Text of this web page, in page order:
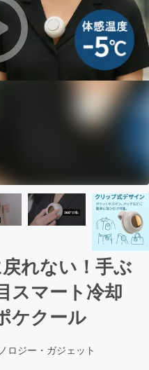
れない！手ぶ
スマート冷却
ケクール
ロジー・ガジェット